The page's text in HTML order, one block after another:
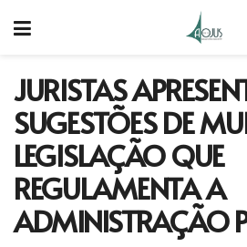
JURISTAS
SUGESTÕES DE
LEGISLAÇÃO QUE
REGULAMENTA A
ADMINISTRAÇÃO